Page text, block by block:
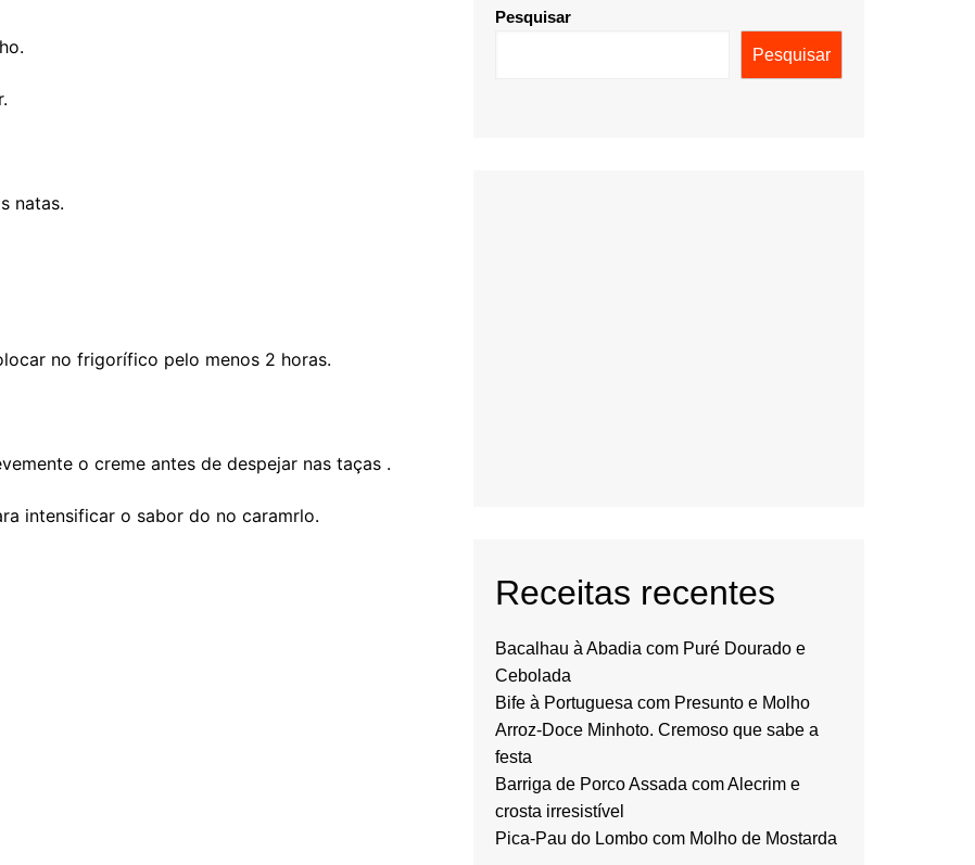
natas.
no frigorífico pelo menos 2 horas.
o creme antes de despejar nas taças .
intensificar o sabor do no caramrlo.
Pesquisar
Pesquisar
Receitas recentes
Bacalhau à Abadia com Puré Dourado e
Cebolada
Bife à Portuguesa com Presunto e Molho
Arroz-Doce Minhoto. Cremoso que sabe a
festa
Barriga de Porco Assada com Alecrim e
crosta irresistível
Pica-Pau do Lombo com Molho de Mostarda